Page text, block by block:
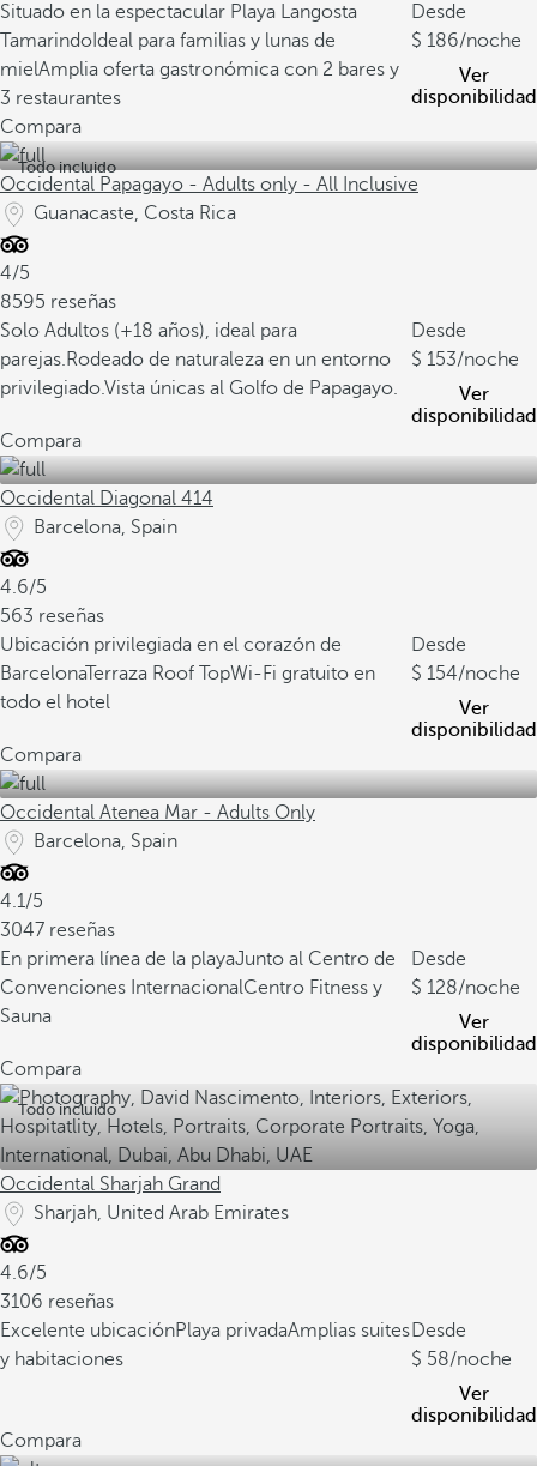
Situado en la espectacular Playa Langosta
Tamarindo Ideal para familias y lunas de
mielAmplia oferta gastronómica con 2 bares y
3 restaurantes
Desde
186/noche
Ver
disponibilidad
Compara
Todo incluido
Occidental Papagayo - Adults only - All Inclusive
Guanacaste, Costa Rica
4/5
8595 reseñas
Solo Adultos (+18 años), ideal para
parejas.Rodeado de naturaleza en un entorno
privilegiado.Vista únicas al Golfo de Papagayo.
Desde
153/noche
Ver
disponibilidad
Compara
Occidental Diagonal 414
Barcelona, Spain
4.6/5
563 reseñas
Ubicación privilegiada en el corazón de
BarcelonaTerraza Roof TopWi-Fi gratuito en
todo el hotel
Desde
154/noche
Ver
disponibilidad
Compara
Occidental Atenea Mar - Adults Only
Barcelona, Spain
4.1/5
3047 reseñas
En primera línea de la playaJunto al Centro de
Convenciones InternacionalCentro Fitness y
Sauna
Desde
128/noche
Ver
disponibilidad
Compara
Todo incluido
Occidental Sharjah Grand
Sharjah, United Arab Emirates
4.6/5
3106 reseñas
Excelente ubicaciónPlaya privadaAmplias suites
y habitaciones
Desde
58/noche
Ver
disponibilidad
Compara